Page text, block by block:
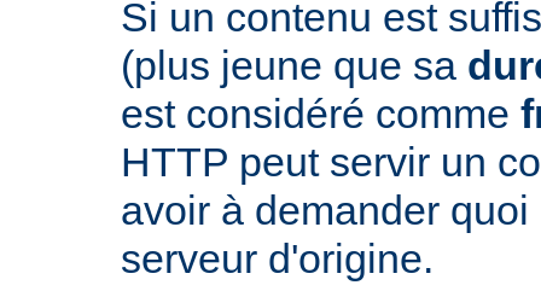
Si un contenu est
(plus jeune que sa
est considéré comme
HTTP peut servir un
avoir à demander
serveur d'origine.